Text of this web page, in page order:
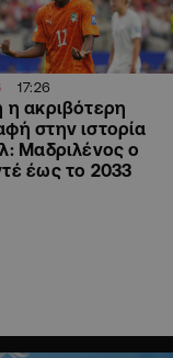
17:26
η ακριβότερη
στην ιστορία
Μαδριλένος ο
έως το 2033